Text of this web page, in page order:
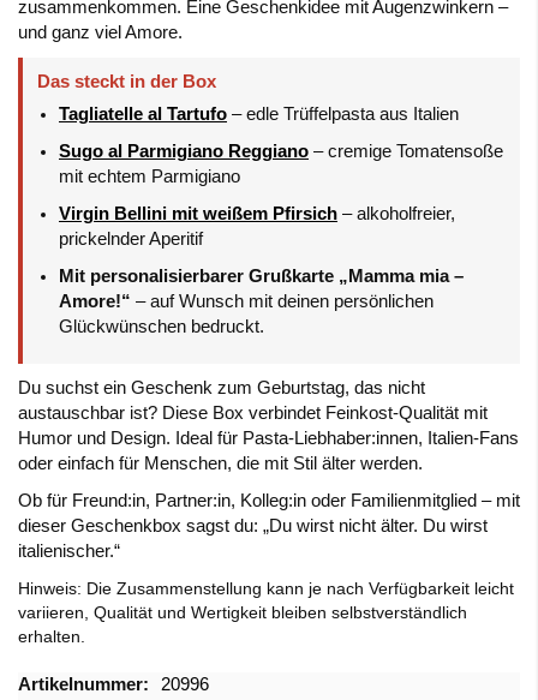
zusammenkommen. Eine Geschenkidee mit Augenzwinkern –
und ganz viel Amore.
Das steckt in der Box
Tagliatelle al Tartufo – edle Trüffelpasta aus Italien
Sugo al Parmigiano Reggiano – cremige Tomatensoße
mit echtem Parmigiano
Virgin Bellini mit weißem Pfirsich – alkoholfreier,
prickelnder Aperitif
Mit personalisierbarer Grußkarte „Mamma mia –
Amore!“ – auf Wunsch mit deinen persönlichen
Glückwünschen bedruckt.
Du suchst ein Geschenk zum Geburtstag, das nicht
austauschbar ist? Diese Box verbindet Feinkost-Qualität mit
Humor und Design. Ideal für Pasta-Liebhaber:innen, Italien-Fans
oder einfach für Menschen, die mit Stil älter werden.
Ob für Freund:in, Partner:in, Kolleg:in oder Familienmitglied – mit
dieser Geschenkbox sagst du: „Du wirst nicht älter. Du wirst
italienischer.“
Hinweis: Die Zusammenstellung kann je nach Verfügbarkeit leicht
variieren, Qualität und Wertigkeit bleiben selbstverständlich
erhalten.
Mehr
20996